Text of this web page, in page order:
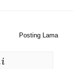
Posting Lama